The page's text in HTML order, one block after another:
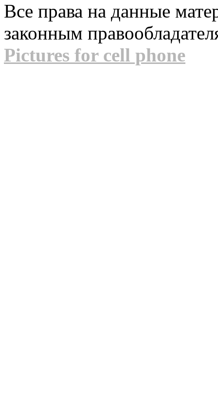
Все права на данные
законным
Pictures for cell phone